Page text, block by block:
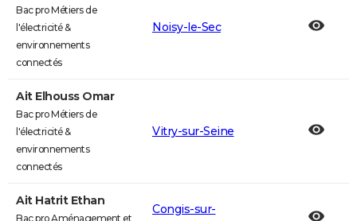
Bac pro Métiers de
l'électricité &
environnements
connectés
Noisy-le-Sec
Ait Elhouss Omar
Bac pro Métiers de
l'électricité &
environnements
connectés
Vitry-sur-Seine
Ait Hatrit Ethan
Bac pro Aménagement et
Congis-sur-